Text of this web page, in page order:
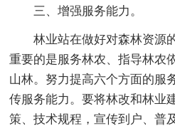
三、增强服务能力。
林业站在做好对森林资源
重要的是服务林农、指导林农
山林。努力提高六个方面的服
传服务能力。要将林改和林业
策、技术规程，宣传到户、普